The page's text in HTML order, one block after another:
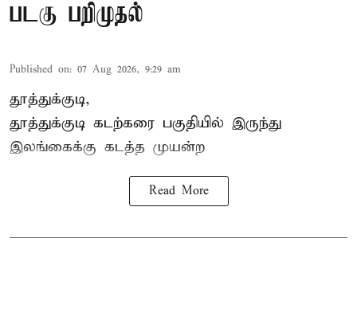
படகு பறிமுதல்
Published on: 07 Aug 2026, 9:29 am
தூத்துக்குடி,
தூத்துக்குடி கடற்கரை பகுதியில் இருந்து
இலங்கைக்கு கடத்த முயன்ற
Read More